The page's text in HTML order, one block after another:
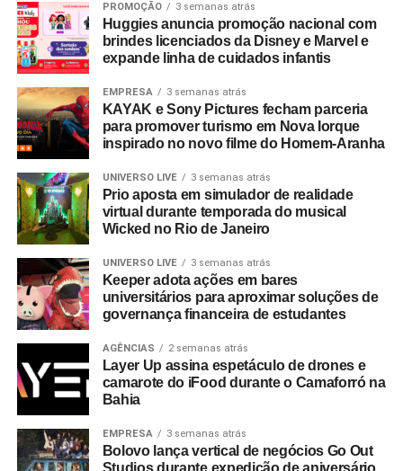
PROMOÇÃO 3 semanas atrás
Huggies anuncia promoção nacional com
brindes licenciados da Disney e Marvel e
expande linha de cuidados infantis
EMPRESA 3 semanas atrás
KAYAK e Sony Pictures fecham parceria
para promover turismo em Nova Iorque
inspirado no novo filme do Homem-Aranha
UNIVERSO LIVE 3 semanas atrás
Prio aposta em simulador de realidade
virtual durante temporada do musical
Wicked no Rio de Janeiro
UNIVERSO LIVE 3 semanas atrás
Keeper adota ações em bares
universitários para aproximar soluções de
governança financeira de estudantes
AGÊNCIAS 2 semanas atrás
Layer Up assina espetáculo de drones e
camarote do iFood durante o Camaforró na
Bahia
EMPRESA 3 semanas atrás
Bolovo lança vertical de negócios Go Out